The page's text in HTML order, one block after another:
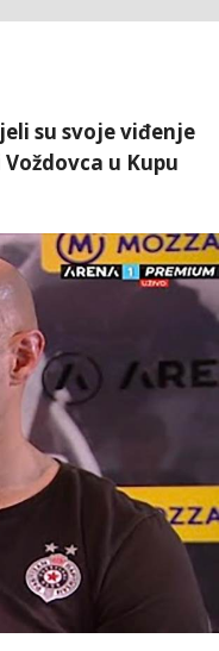
su svoje viđenje
u Kupu